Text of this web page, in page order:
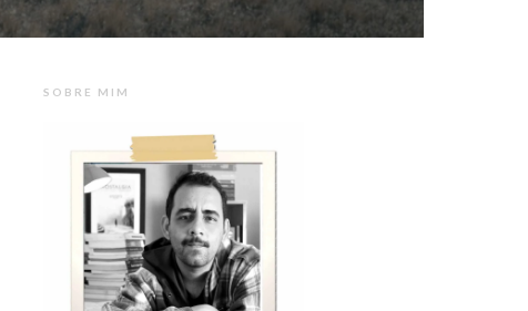
SOBRE MIM